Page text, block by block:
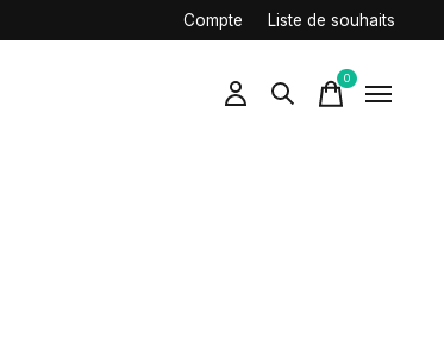
Compte Liste de souhaits
0items